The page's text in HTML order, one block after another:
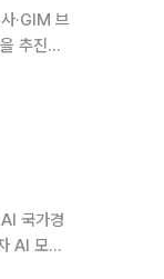
·GIM 브
AI 모델